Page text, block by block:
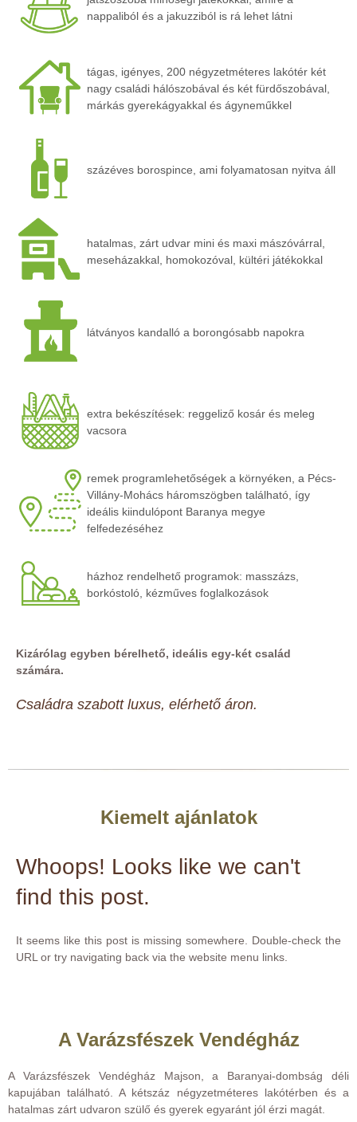
nappaliból és a jakuzziból is rá lehet látni
tágas, igényes, 200 négyzetméteres lakótér két
nagy családi hálószobával és két fürdőszobával,
márkás gyerekágyakkal és ágyneműkkel
százéves borospince, ami folyamatosan nyitva áll
hatalmas, zárt udvar mini és maxi mászóvárral,
meseházakkal, homokozóval, kültéri játékokkal
látványos kandalló a borongósabb napokra
extra bekészítések: reggeliző kosár és meleg
vacsora
remek programlehetőségek a környéken, a Pécs-
Villány-Mohács háromszögben található, így
ideális kiindulópont Baranya megye
felfedezéséhez
házhoz rendelhető programok: masszázs,
borkóstoló, kézműves foglalkozások
Kizárólag egyben bérelhető, ideális egy-két család
számára.
Családra szabott luxus, elérhető áron.
Kiemelt ajánlatok
Whoops! Looks like we can't
find this post.
It seems like this post is missing somewhere. Double-check the
URL or try navigating back via the website menu links.
A Varázsfészek Vendégház
A Varázsfészek Vendégház Majson, a Baranyai-dombság déli
kapujában található. A kétszáz négyzetméteres lakótérben és a
hatalmas zárt udvaron szülő és gyerek egyaránt jól érzi magát.